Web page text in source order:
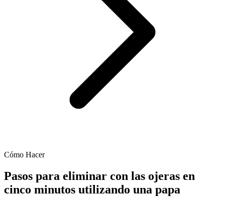
Cómo Hacer
Pasos para eliminar con las ojeras en
cinco minutos utilizando una papa